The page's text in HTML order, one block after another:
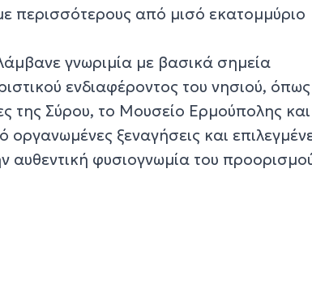
περισσότερους από μισό εκατομμύριο
γνωριμία με βασικά σημεία
ενδιαφέροντος του νησιού,
της Σύρου, το Μουσείο Ερμούπολης
ξεναγήσεις και
αυθεντική φυσιογνωμία του